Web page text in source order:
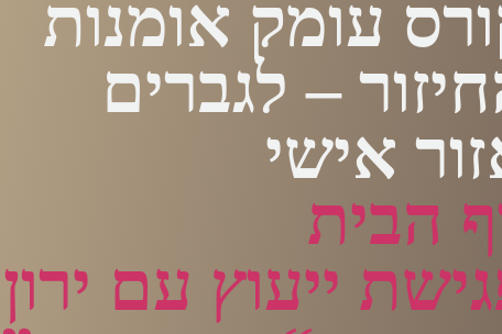
עומק אומנות
– לגברים
אישי
הבית
ייעוץ עם ירון